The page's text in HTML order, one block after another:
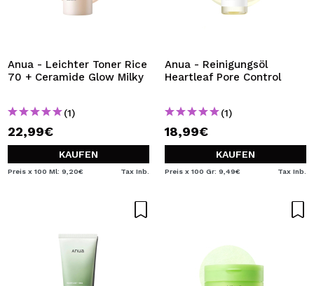
Anua - Leichter Toner Rice
70 + Ceramide Glow Milky
(1)
22,99€
KAUFEN
Preis x 100 Ml: 9,20€ Tax Inb.
Anua - Reinigungsöl
Heartleaf Pore Control
(1)
18,99€
KAUFEN
Preis x 100 Gr: 9,49€ Tax Inb.